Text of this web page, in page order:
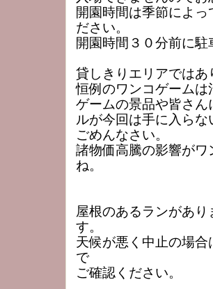
開園時間は季節によ
ださい。
開園時間３０分前に
貸しきりエリアではあ
恒例のワンコゲーム
ゲームの景品や皆さ
ルが今回は手に入ら
ごめんなさい。
諸物価高騰の影響が
ね。
屋根のあるランがあ
す。
天候が悪く中止の場
で
ご確認ください。